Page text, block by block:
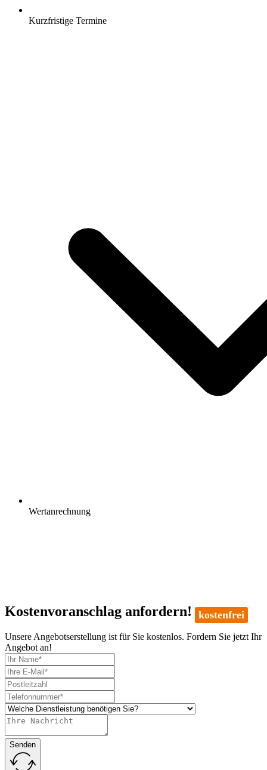
Kurzfristige Termine
Wertanrechnung
Kostenvoranschlag anfordern! kostenfrei
Unsere Angebotserstellung ist für Sie kostenlos. Fordern Sie jetzt Ihr
Angebot an!
Senden